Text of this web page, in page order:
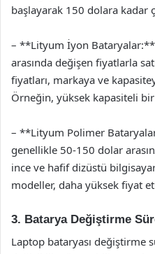
başlayarak 150 dolara kadar
– **Lityum İyon
arasında değişen fiyatlarla
fiyatları, markaya ve
Örneğin, yüksek kapasiteli
– **Lityum Polimer
genellikle 50-150 dolar
ince ve hafif dizüstü
modeller, daha yüksek fiyat
3. Batarya Değiştirme
Laptop bataryası değiştirme